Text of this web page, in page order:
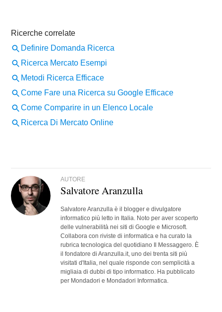
AUTORE
Salvatore Aranzulla
Salvatore Aranzulla è il blogger e divulgatore
informatico più letto in Italia. Noto per aver scoperto
delle vulnerabilità nei siti di Google e Microsoft.
Collabora con riviste di informatica e ha curato la
rubrica tecnologica del quotidiano Il Messaggero. È
il fondatore di Aranzulla.it, uno dei trenta siti più
visitati d'Italia, nel quale risponde con semplicità a
migliaia di dubbi di tipo informatico. Ha pubblicato
per Mondadori e Mondadori Informatica.